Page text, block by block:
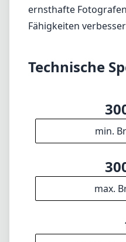
ernsthafte
Fähigkeiten
Technische
min.
max.